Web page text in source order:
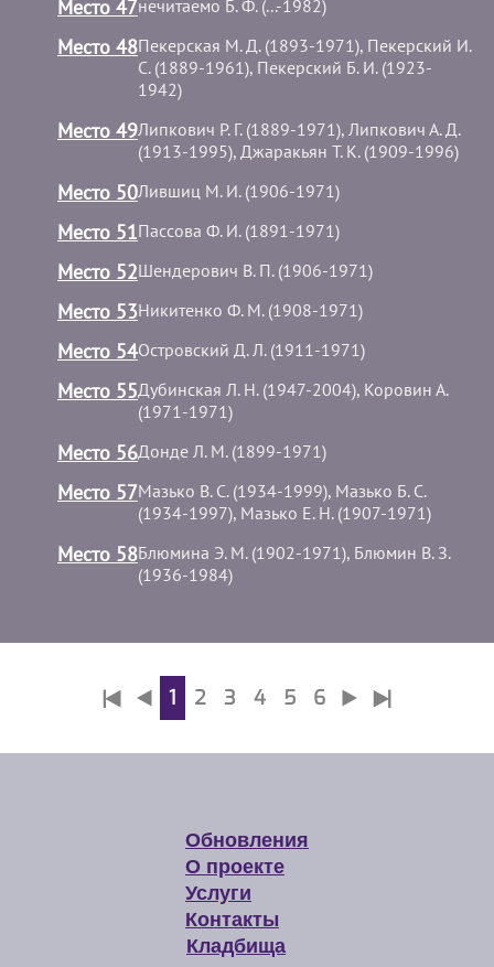
Место 47нечитаемо Б. Ф. (...-1982)
Место 48Пекерская М. Д. (1893-1971), Пекерский И.
С. (1889-1961), Пекерский Б. И. (1923-
1942)
Место 49Липкович Р. Г. (1889-1971), Липкович А. Д.
(1913-1995), Джаракьян Т. К. (1909-1996)
Место 50Лившиц М. И. (1906-1971)
Место 51Пассова Ф. И. (1891-1971)
Место 52Шендерович В. П. (1906-1971)
Место 53Никитенко Ф. М. (1908-1971)
Место 54Островский Д. Л. (1911-1971)
Место 55Дубинская Л. Н. (1947-2004), Коровин А.
(1971-1971)
Место 56Донде Л. М. (1899-1971)
Место 57Мазько В. С. (1934-1999), Мазько Б. С.
(1934-1997), Мазько Е. Н. (1907-1971)
Место 58Блюмина Э. М. (1902-1971), Блюмин В. З.
(1936-1984)
1 2 3 4 5 6
Обновления
О проекте
Услуги
Контакты
Кладбища